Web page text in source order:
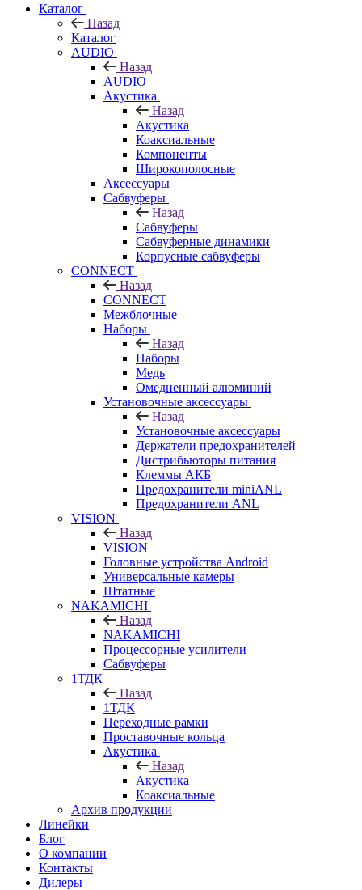
Каталог
Назад
Каталог
AUDIO
Назад
AUDIO
Акустика
Назад
Акустика
Коаксиальные
Компоненты
Широкополосные
Аксессуары
Сабвуферы
Назад
Сабвуферы
Сабвуферные динамики
Корпусные сабвуферы
CONNECT
Назад
CONNECT
Межблочные
Наборы
Назад
Наборы
Медь
Омедненный алюминий
Установочные аксессуары
Назад
Установочные аксессуары
Держатели предохранителей
Дистрибьюторы питания
Клеммы АКБ
Предохранители miniANL
Предохранители ANL
VISION
Назад
VISION
Головные устройства Android
Универсальные камеры
Штатные
NAKAMICHI
Назад
NAKAMICHI
Процессорные усилители
Сабвуферы
1ТДК
Назад
1ТДК
Переходные рамки
Проставочные кольца
Акустика
Назад
Акустика
Коаксиальные
Архив продукции
Линейки
Блог
О компании
Контакты
Дилеры